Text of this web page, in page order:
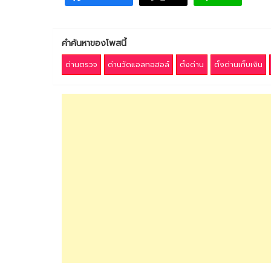
คำค้นหาของโพสนี้
ด่านตรวจ ด่านวัดแอลกอฮอล์ ตั้งด่าน ตั้งด่านเก็บเงิน